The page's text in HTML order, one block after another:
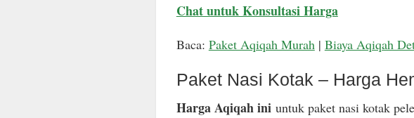
Chat untuk Konsultasi Harga
Baca: Paket Aqiqah Murah| Biaya Aqiqah
Paket Nasi Kotak – Harga
Harga Aqiqah iniuntuk paket nasi kotak